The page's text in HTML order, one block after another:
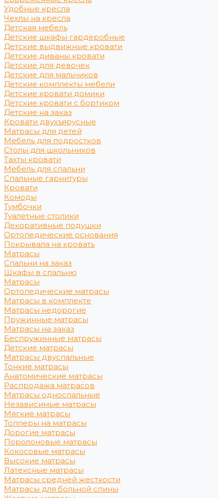
Удобные кресла
Чехлы на кресла
Детская мебель
Детские шкафы гардеробные
Детские выдвижные кровати
Детские диваны кровати
Детские для девочек
Детские для мальчиков
Детские комплекты мебели
Детские кровати домики
Детские кровати с бортиком
Детские на заказ
Кровати двухъярусные
Матрасы для детей
Мебель для подростков
Столы для школьников
Тахты кровати
Мебель для спальни
Спальные гарнитуры
Кровати
Комоды
Тумбочки
Туалетные столики
Декоративные подушки
Ортопедические основания
Покрывала на кровать
Матрасы
Спальни на заказ
Шкафы в спальню
Матрасы
Ортопедические матрасы
Матрасы в комплекте
Матрасы недорогие
Пружинные матрасы
Матрасы на заказ
Беспружинные матрасы
Детские матрасы
Матрасы двуспальные
Тонкие матрасы
Анатомические матрасы
Распродажа матрасов
Матрасы односпальные
Независимые матрасы
Мягкие матрасы
Топперы на матрасы
Дорогие матрасы
Поролоновые матрасы
Кокосовые матрасы
Высокие матрасы
Латексные матрасы
Матрасы средней жесткости
Матрасы для больной спины